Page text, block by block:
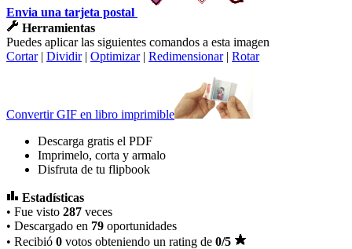
Envia una tarjeta postal
Herramientas
Puedes aplicar las siguientes comandos a esta imagen
Cortar| Dividir| Optimizar| Redimensionar| Rotar
Convertir GIF en libro imprimible
Descarga gratis el PDF
Imprimelo, corta y armalo
Disfruta de tu flipbook
Estadísticas
• Fue visto 287 veces
• Descargado en 79 oportunidades
• Recibió 0 votos obteniendo un rating de 0/5